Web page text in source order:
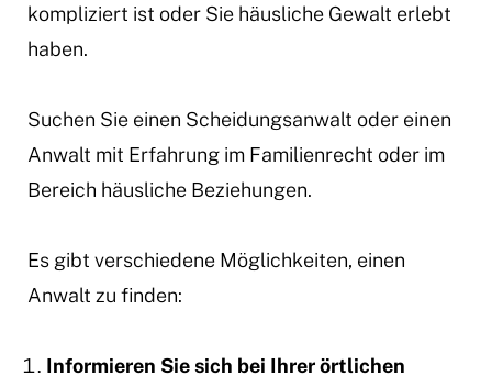
kompliziert ist oder Sie häusliche Gewalt erlebt
haben.
Suchen Sie einen Scheidungsanwalt oder einen
Anwalt mit Erfahrung im Familienrecht oder im
Bereich häusliche Beziehungen.
Es gibt verschiedene Möglichkeiten, einen
Anwalt zu finden:
Informieren Sie sich bei Ihrer örtlichen